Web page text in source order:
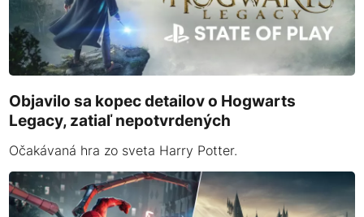
Objavilo sa kopec detailov o Hogwarts
Legacy, zatiaľ nepotvrdených
Očakávaná hra zo sveta Harry Potter.